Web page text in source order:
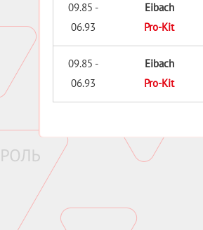
09.85 -
06.93
Eibach
Pro-Kit
09.85 -
06.93
Eibach
Pro-Kit